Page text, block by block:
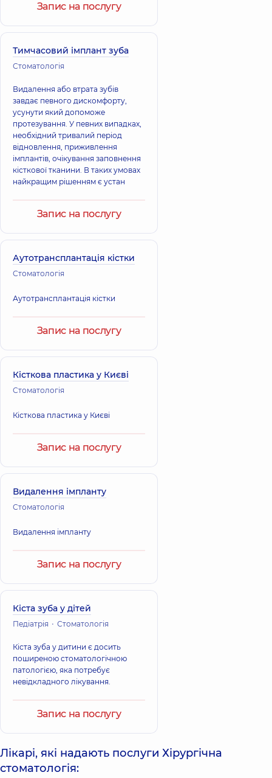
Запис на послугу
Тимчасовий імплант зуба
Стоматологія
Видалення або втрата зубів
завдає певного дискомфорту,
усунути який допоможе
протезування. У певних випадках,
необхідний тривалий період
відновлення, приживлення
імплантів, очікування заповнення
кісткової тканини. В таких умовах
найкращим рішенням є устан
Запис на послугу
Аутотрансплантація кістки
Стоматологія
Аутотрансплантація кістки
Запис на послугу
Кісткова пластика у Києві
Стоматологія
Кісткова пластика у Києві
Запис на послугу
Видалення імпланту
Стоматологія
Видалення імпланту
Запис на послугу
Кіста зуба у дітей
Педіатрія Стоматологія
Кіста зуба у дитини є досить
поширеною стоматологічною
патологією, яка потребує
невідкладного лікування.
Запис на послугу
Лікарі, які надають послуги Хірургічна
стоматологія: